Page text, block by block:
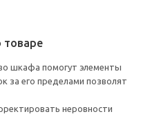
товаре
шкафа помогут элементы
за его пределами позволят
неровности